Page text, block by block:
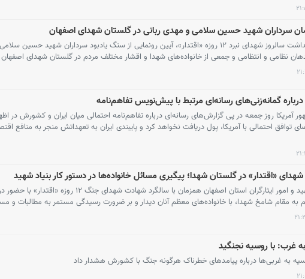
سرداران شهید حسین سلامی و مهدی ربانی در گلستان شهدای اصفهان
همزمان با گرامیداشت سالروز شهدای نبرد ۱۲ روزه «اقتدار»، آیین رونمایی از سنگ یادبود سرداران
نظامی و انتظامی و جمعی از خانواده‌های شهدا و اقشار مختلف مردم در گلستان شهدای اصفهان
گمانه‌زنی‌های رسانه‌ای مرتبط با پیش‌نویس تفاهم‌نامه
آمریکا روز جمعه در پی گزارش‌های رسانه‌ای درباره تفاهم‌نامه احتمالی میان ایران و کشورش در
توافق احتمالی با آمریکا، پول دریافت نخواهد کرد و پایبندی ایران به تعهداتش منجر به منافع
شهدای «اقتدار» در گلستان شهدا؛ پیگیری مسائل خانواده‌ها در دستور کار بنیاد شهید
مدیرکل بنیاد شهید و امور ایثارگران استان اصفهان همزمان با
به مقام شامخ شهدا، با خانواده‌های معظم آنان دیدار و بر ضرورت رسیدگی مستمر به مطالبات و
غرب: با روسیه نجنگید
به غربی‌ها درباره پیامدهای خطرناک هرگونه جنگ با کشورش هشدار داد